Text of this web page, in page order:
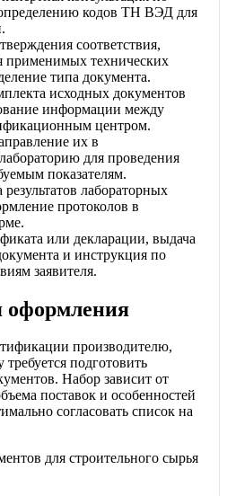
кодов ТН ВЭД для
соответствия,
применимых технических
типа документа.
исходных документов
информации между
центром.
их в
для проведения
показателям.
лабораторных
протоколов в
или декларации, выдача
и инструкция по
заявителя.
оформления
производителю,
подготовить
Набор зависит от
поставок и особенностей
согласовать список на
для строительного сырья